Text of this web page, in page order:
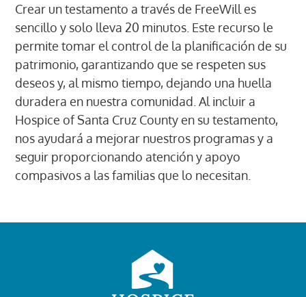
Crear un testamento a través de FreeWill es
sencillo y solo lleva 20 minutos. Este recurso le
permite tomar el control de la planificación de su
patrimonio, garantizando que se respeten sus
deseos y, al mismo tiempo, dejando una huella
duradera en nuestra comunidad. Al incluir a
Hospice of Santa Cruz County en su testamento,
nos ayudará a mejorar nuestros programas y a
seguir proporcionando atención y apoyo
compasivos a las familias que lo necesitan.